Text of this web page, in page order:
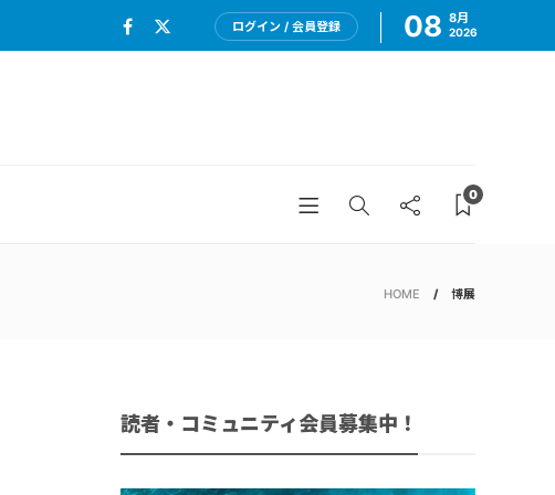
ログイン / 会員登録 08 8月
2026
0
HOME 博展
読者・コミュニティ会員募集中！